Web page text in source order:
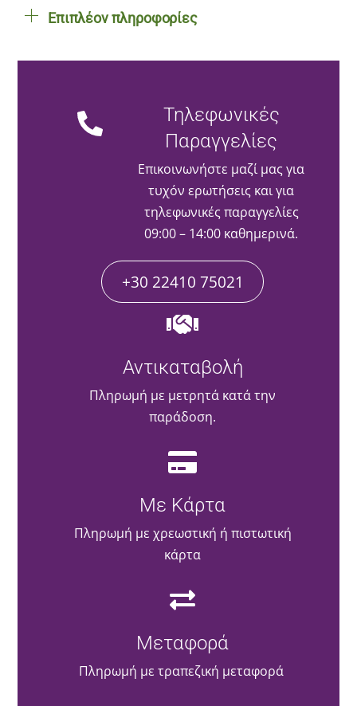
Επιπλέον πληροφορίες
Τηλεφωνικές
Παραγγελίες
Επικοινωνήστε μαζί μας για
τυχόν ερωτήσεις και για
τηλεφωνικές παραγγελίες
09:00 – 14:00 καθημερινά.
+30 22410 75021
Αντικαταβολή
Πληρωμή με μετρητά κατά την
παράδοση.
Με Κάρτα
Πληρωμή με χρεωστική ή πιστωτική
κάρτα
Μεταφορά
Πληρωμή με τραπεζική μεταφορά